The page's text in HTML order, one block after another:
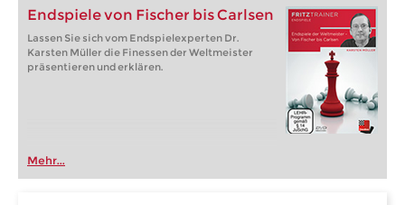
Endspiele von Fischer bis Carlsen
Lassen Sie sich vom Endspielexperten Dr.
Karsten Müller die Finessen der Weltmeister
präsentieren und erklären.
Mehr...